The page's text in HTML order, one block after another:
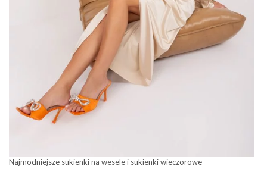
Najmodniejsze sukienki na wesele i sukienki wieczorowe